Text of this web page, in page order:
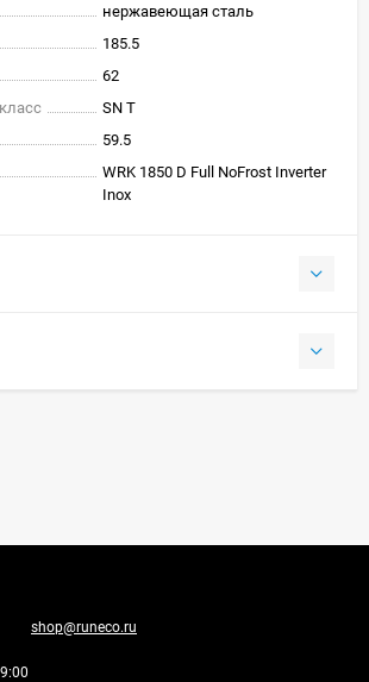
нержавеющая сталь
185.5
62
SN T
59.5
WRK 1850 D Full NoFrost Inverter
Inox
shop@runeco.ru